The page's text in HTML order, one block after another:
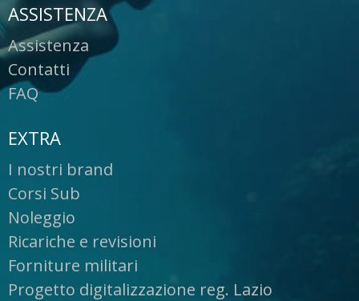
ASSISTENZA
Assistenza
Contatti
FAQ
EXTRA
I nostri brand
Corsi Sub
Noleggio
Ricariche e revisioni
Forniture militari
Progetto digitalizzazione reg. Lazio